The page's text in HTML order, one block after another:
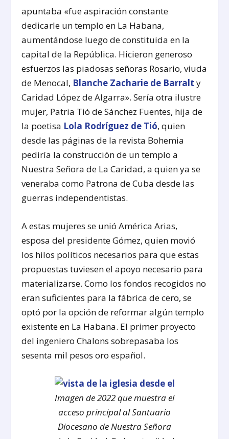
apuntaba «fue aspiración constante
dedicarle un templo en La Habana,
aumentándose luego de constituida en la
capital de la República. Hicieron generoso
esfuerzos las piadosas señoras Rosario, viuda
de Menocal, Blanche Zacharie de Barralt y
Caridad López de Algarra». Sería otra ilustre
mujer, Patria Tió de Sánchez Fuentes, hija de
la poetisa Lola Rodríguez de Tió, quien
desde las páginas de la revista Bohemia
pediría la construcción de un templo a
Nuestra Señora de La Caridad, a quien ya se
veneraba como Patrona de Cuba desde las
guerras independentistas.
A estas mujeres se unió América Arias,
esposa del presidente Gómez, quien movió
los hilos políticos necesarios para que estas
propuestas tuviesen el apoyo necesario para
materializarse. Como los fondos recogidos no
eran suficientes para la fábrica de cero, se
optó por la opción de reformar algún templo
existente en La Habana. El primer proyecto
del ingeniero Chalons sobrepasaba los
sesenta mil pesos oro español.
Imagen de 2022 que muestra el
acceso principal al Santuario
Diocesano de Nuestra Señora